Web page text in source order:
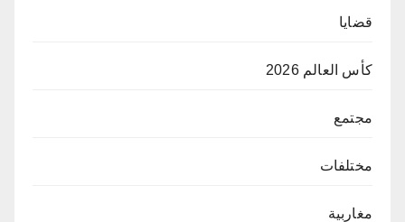
قضايا
كأس العالم 2026
مجتمع
مختلفات
مغاربية